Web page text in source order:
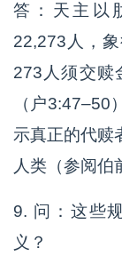
答：天主以
22,273人，
273人须交赎
（户3:47–50
示真正的代
人类（参阅伯
9. 问：这些
义？